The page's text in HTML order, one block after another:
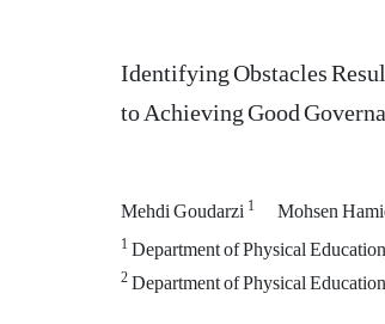
Identifying Obstacles
to Achieving Good
Mehdi Goudarzi1 Mohsen
1Department of Physical
2Department of Physical